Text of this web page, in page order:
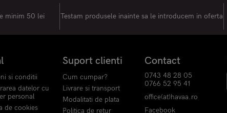
minim 50 lei Testam produsele inainte sa le introducem in oferta
si conditii
datelor cu
personal
de cookies
Suport clienti
Cum cumpar?
Livrare si transport
Modalitati de plata
Politica de retur
Contact
0743 48 28 05
0766 52 95 41
office(at)havaa.ro
Facebook